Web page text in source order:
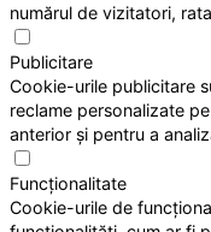
numărul de vizitatori,
Publicitare
Cookie-urile publicitare
reclame personalizate
anterior și pentru a
Funcționalitate
Cookie-urile de